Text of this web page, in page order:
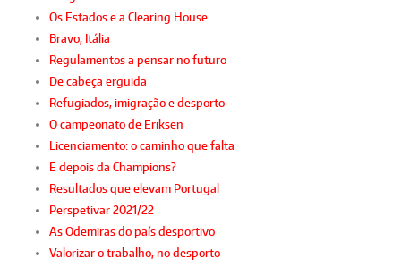
Os Estados e a Clearing House
Bravo, Itália
Regulamentos a pensar no futuro
De cabeça erguida
Refugiados, imigração e desporto
O campeonato de Eriksen
Licenciamento: o caminho que falta
E depois da Champions?
Resultados que elevam Portugal
Perspetivar 2021/22
As Odemiras do país desportivo
Valorizar o trabalho, no desporto